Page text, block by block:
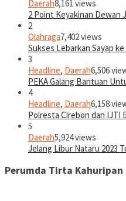
Daerah8,161 views
2 Point Keyakinan Dewan
2
Olahraga7,402 views
Sukses Lebarkan Sayap
3
Headline, Daerah6,506
PEKA Galang Bantuan
4
Headline, Daerah6,158
Polresta Cirebon dan IJTI
5
Daerah5,924 views
Jelang Libur Nataru 2023
Perumda Tirta Kahuripan